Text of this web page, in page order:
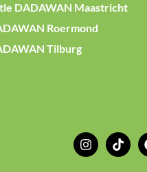
DADAWAN Maastricht
Roermond
Tilburg